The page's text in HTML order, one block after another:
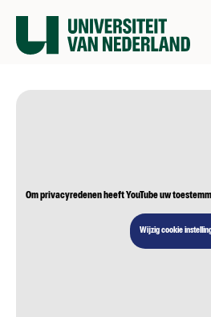
Om privacyredenen heeft YouTube uw
Wijzig cookie